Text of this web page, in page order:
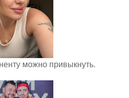
можно привыкнуть.